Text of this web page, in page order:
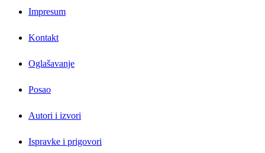
Impresum
Kontakt
Oglašavanje
Posao
Autori i izvori
Ispravke i prigovori